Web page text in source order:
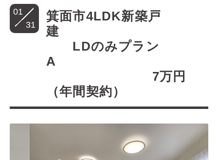
01
31
箕面市4LDK新築戸
建
LDのみプラン
A
7万円
（年間契約）